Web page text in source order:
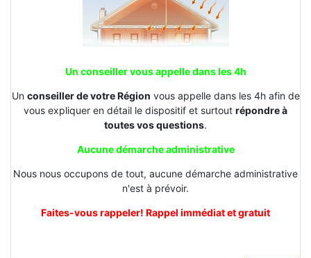
Un conseiller vous appelle dans les 4h
Un conseiller de votre Région vous appelle dans les 4h afin de
vous expliquer en détail le dispositif et surtout répondre à
toutes vos questions.
Aucune démarche administrative
Nous nous occupons de tout, aucune démarche administrative
n'est à prévoir.
Faites-vous rappeler! Rappel immédiat et gratuit